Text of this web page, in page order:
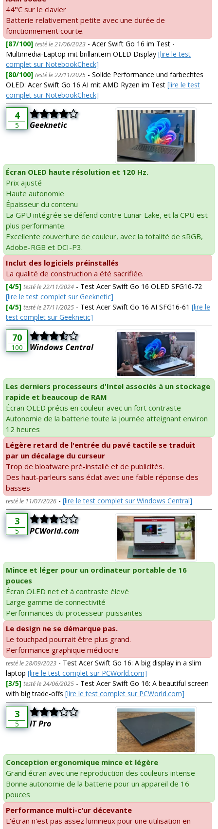
44°C sur le clavier
Batterie relativement petite avec une durée de
fonctionnement courte.
[87/100] testé le 21/06/2023 - Acer Swift Go 16 im Test -
Multimedia-Laptop mit brillantem OLED Display [lire le test
complet sur NotebookCheck]
[80/100] testé le 22/11/2025 - Solide Performance und farbechtes
OLED: Acer Swift Go 16 AI mit AMD Ryzen im Test [lire le test
complet sur NotebookCheck]
4
5 Geeknetic
Écran OLED haute résolution et 120 Hz.
Prix ajusté
Haute autonomie
Épaisseur du contenu
La GPU intégrée se défend contre Lunar Lake, et la CPU est
plus performante.
Excellente couverture de couleur, avec la totalité de sRGB,
Adobe-RGB et DCI-P3.
Inclut des logiciels préinstallés
La qualité de construction a été sacrifiée.
[4/5] testé le 22/11/2024 - Test Acer Swift Go 16 OLED SFG16-72
[lire le test complet sur Geeknetic]
[4/5] testé le 27/11/2025 - Test Acer Swift Go 16 AI SFG16-61 [lire le
test complet sur Geeknetic]
70
100 Windows Central
Les derniers processeurs d'Intel associés à un stockage
rapide et beaucoup de RAM
Écran OLED précis en couleur avec un fort contraste
Autonomie de la batterie toute la journée atteignant environ
12 heures
Légère retard de l'entrée du pavé tactile se traduit
par un décalage du curseur
Trop de bloatware pré-installé et de publicités.
Des haut-parleurs sans éclat avec une faible réponse des
basses
testé le 11/07/2026 - [lire le test complet sur Windows Central]
3
5 PCWorld.com
Mince et léger pour un ordinateur portable de 16
pouces
Écran OLED net et à contraste élevé
Large gamme de connectivité
Performances du processeur puissantes
Le design ne se démarque pas.
Le touchpad pourrait être plus grand.
Performance graphique médiocre
testé le 28/09/2023 - Test Acer Swift Go 16: A big display in a slim
laptop [lire le test complet sur PCWorld.com]
[3/5] testé le 24/06/2025 - Test Acer Swift Go 16: A beautiful screen
with big trade-offs [lire le test complet sur PCWorld.com]
3
5 IT Pro
Conception ergonomique mince et légère
Grand écran avec une reproduction des couleurs intense
Bonne autonomie de la batterie pour un appareil de 16
pouces
Performance multi-c'ur décevante
L'écran n'est pas assez lumineux pour une utilisation en